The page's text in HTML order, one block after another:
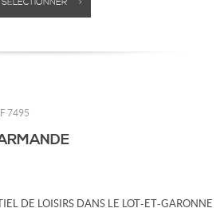
SÉLECTIONNER >
7495
DE LOISIRS DANS LE LOT-ET-GARONNE